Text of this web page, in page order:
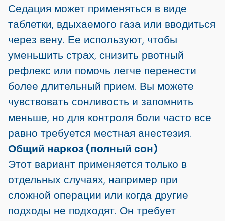
Седация может применяться в виде
таблетки, вдыхаемого газа или вводиться
через вену. Ее используют, чтобы
уменьшить страх, снизить рвотный
рефлекс или помочь легче перенести
более длительный прием. Вы можете
чувствовать сонливость и запомнить
меньше, но для контроля боли часто все
равно требуется местная анестезия.
Общий наркоз (полный сон)
Этот вариант применяется только в
отдельных случаях, например при
сложной операции или когда другие
подходы не подходят. Он требует